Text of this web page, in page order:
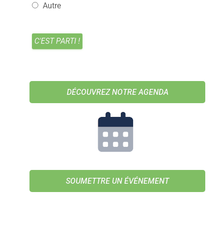
Autre
DÉCOUVREZ NOTRE AGENDA
SOUMETTRE UN ÉVÉNEMENT